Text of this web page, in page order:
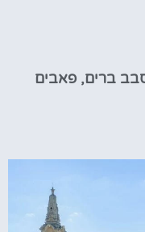
ברים, פאבים